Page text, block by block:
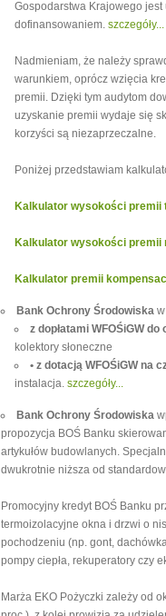
Gospodarstwa Krajowego
dofinansowaniem. szczegóły...
Nadmieniam, że należy
warunkiem, oprócz wzięcia
premii. Dzięki tym audytom
uzyskanie premii wydaje się
korzyści są niezaprzeczalne.
Poniżej przedstawiam
Kalkulator wysokości premii
Kalkulator wysokości premii
Kalkulator premii
Bank Ochrony Środowiska
z dopłatami WFOŚiGW
kolektory słoneczne
• z dotacją WFOŚiGW na
instalacja. szczegóły...
Bank Ochrony Środowiska
propozycja BOŚ Banku
artykułów budowlanych.
dwukrotnie niższa od
Promocyjny kredyt BOŚ Banku
termoizolacyjne okna i drzwi o
pochodzeniu (np. gont,
pompy ciepła, rekuperatory czy
Marża EKO Pożyczki zależy od